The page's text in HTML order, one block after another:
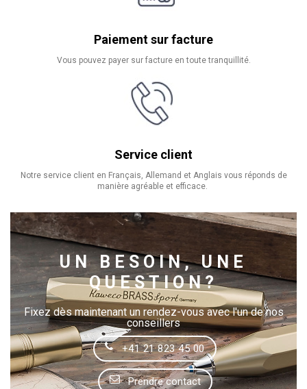
Paiement sur facture
Vous pouvez payer sur facture en toute tranquillité.
Service client
Notre service client en Français, Allemand et Anglais vous réponds de
manière agréable et efficace.
UN BESOIN, UNE
QUESTION?
Fixez dès maintenant un rendez-vous avec l'un de nos
conseillers
+41 21 823 45 00
Prendre contact